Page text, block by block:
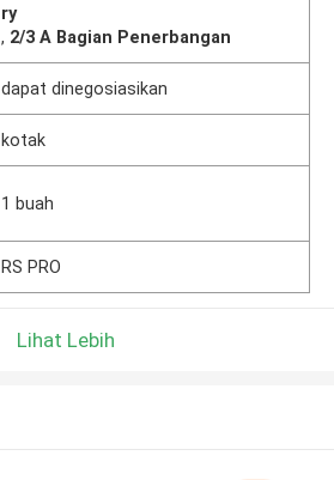
ry
, 2/3 A Bagian Penerbangan
dapat dinegosiasikan
kotak
1 buah
RS PRO
Lihat Lebih